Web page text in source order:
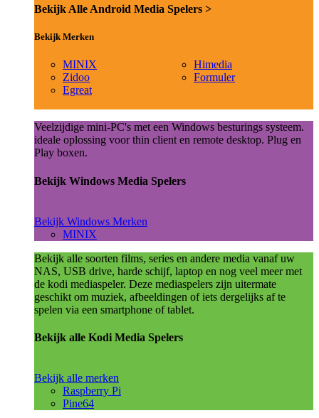
Bekijk Alle Android Media Spelers >
Bekijk Merken
MINIX
Zidoo
Egreat
Himedia
Formuler
Veelzijdige mini-PC's met een Windows besturings systeem.
ideale oplossing voor thin client en remote desktop. Plug en
Play boxen.
Bekijk Windows Media Spelers
Bekijk Windows Merken
MINIX
Bekijk alle soorten films, series en andere media vanaf uw
NAS, USB drive, harde schijf, laptop en nog veel meer met
de kodi mediaspeler. Deze mediaspelers zijn uitermate
geschikt om muziek, afbeeldingen of iets dergelijks af te
spelen via een smartphone of tablet.
Bekijk alle Kodi Media Spelers
Bekijk alle merken
Raspberry Pi
Pine64